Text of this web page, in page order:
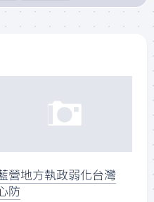
營地方執政弱化台灣
防